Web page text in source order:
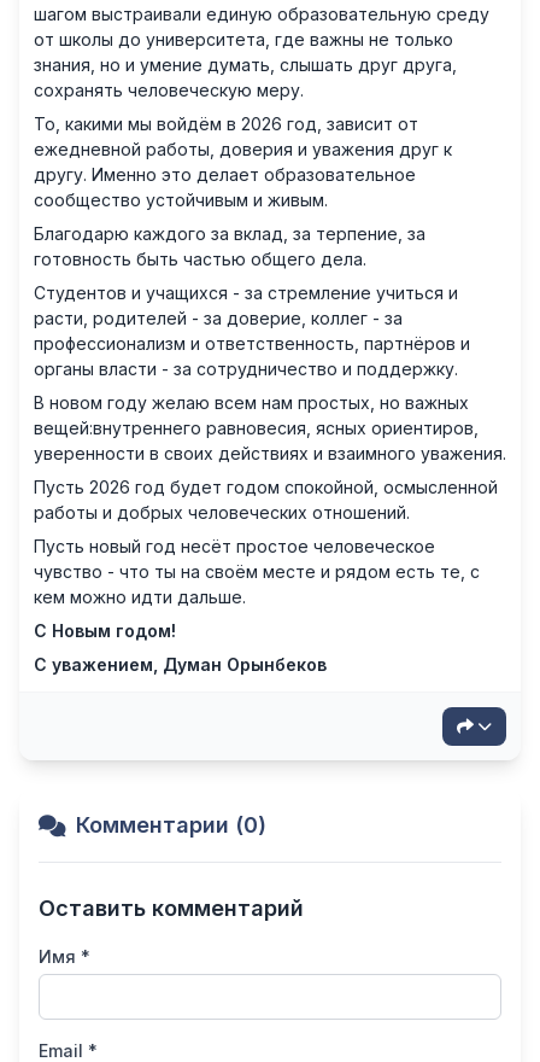
шагом выстраивали единую образовательную среду
от школы до университета, где важны не только
знания, но и умение думать, слышать друг друга,
сохранять человеческую меру.
То, какими мы войдём в 2026 год, зависит от
ежедневной работы, доверия и уважения друг к
другу. Именно это делает образовательное
сообщество устойчивым и живым.
Благодарю каждого за вклад, за терпение, за
готовность быть частью общего дела.
Студентов и учащихся - за стремление учиться и
расти, родителей - за доверие, коллег - за
профессионализм и ответственность, партнёров и
органы власти - за сотрудничество и поддержку.
В новом году желаю всем нам простых, но важных
вещей:внутреннего равновесия, ясных ориентиров,
уверенности в своих действиях и взаимного уважения.
Пусть 2026 год будет годом спокойной, осмысленной
работы и добрых человеческих отношений.
Пусть новый год несёт простое человеческое
чувство - что ты на своём месте и рядом есть те, с
кем можно идти дальше.
С Новым годом!
С уважением, Думан Орынбеков
Комментарии (0)
Оставить комментарий
Имя *
Email *